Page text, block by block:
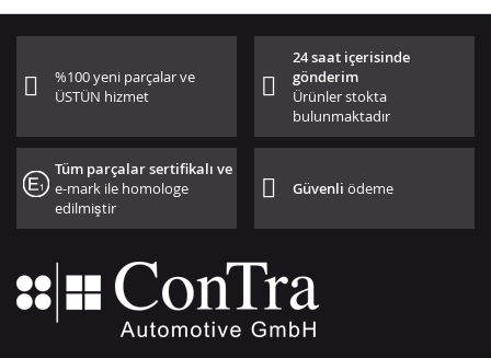
%100 yeni parçalar ve
ÜSTÜN hizmet
24 saat içerisinde
gönderim
Ürünler stokta
bulunmaktadır
Tüm parçalar sertifikalı ve
e-mark ile homologe
edilmiştir
Güvenliödeme